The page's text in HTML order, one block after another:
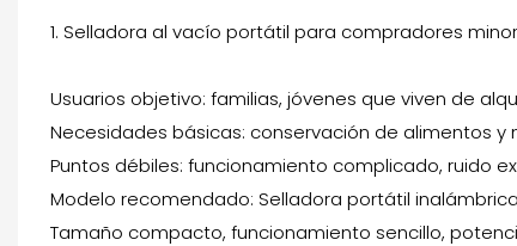
1. Selladora al vacío portátil para compradores
Usuarios objetivo: familias, jóvenes que viven de
Necesidades básicas: conservación de alimentos y
Puntos débiles: funcionamiento complicado, ruido
Modelo recomendado: Selladora portátil
Tamaño compacto, funcionamiento sencillo,